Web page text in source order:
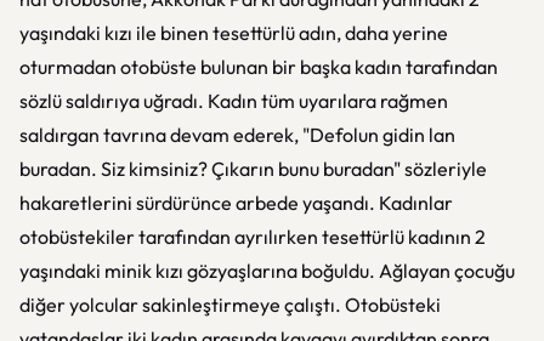
yaşındaki kızı ile binen tesettürlü adın, daha yerine
oturmadan otobüste bulunan bir başka kadın tarafından
sözlü saldırıya uğradı. Kadın tüm uyarılara rağmen
saldırgan tavrına devam ederek, "Defolun gidin lan
buradan. Siz kimsiniz? Çıkarın bunu buradan" sözleriyle
hakaretlerini sürdürünce arbede yaşandı. Kadınlar
otobüstekiler tarafından ayrılırken tesettürlü kadının 2
yaşındaki minik kızı gözyaşlarına boğuldu. Ağlayan çocuğu
diğer yolcular sakinleştirmeye çalıştı. Otobüsteki